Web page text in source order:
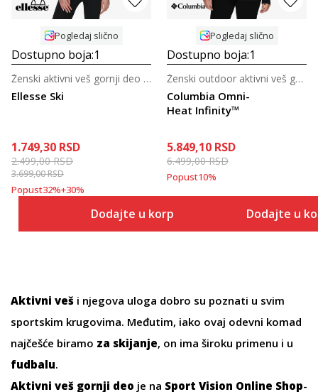
Pogledaj slično
Dostupno boja:1
Ellesse Ski
Ženski aktivni veš gornji deo za skijanje
1.749,30 RSD
2.499,00RSD
3.699,00RSD
Popust32%+30%
Dodajte u korpu
Pogledaj slično
Dostupno boja:1
Columbia Omni-
Heat Infinity™
Ženski outdoor aktivni veš gornji deo
5.849,10 RSD
6.499,00RSD
Popust10%
Dodajte u
Aktivni veš i njegova uloga dobro su poznati u svim
sportskim krugovima. Međutim, iako ovaj odevni komad
najčešće biramo za skijanje, on ima široku primenu i u
fudbalu.
Aktivni veš gornji deo je na Sport Vision Online Shop-